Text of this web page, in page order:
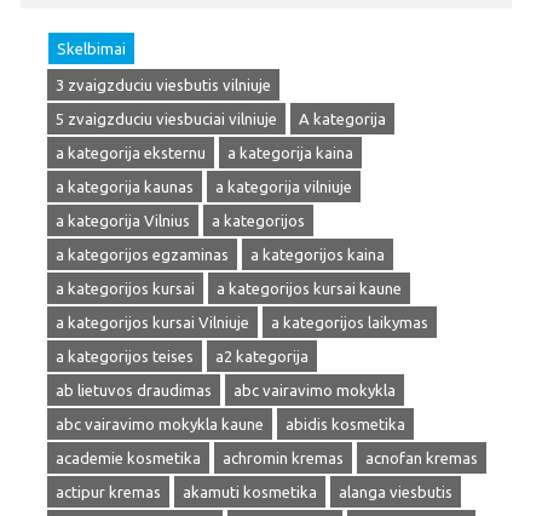
Skelbimai
3 zvaigzduciu viesbutis vilniuje
5 zvaigzduciu viesbuciai vilniuje
A kategorija
a kategorija eksternu
a kategorija kaina
a kategorija kaunas
a kategorija vilniuje
a kategorija Vilnius
a kategorijos
a kategorijos egzaminas
a kategorijos kaina
a kategorijos kursai
a kategorijos kursai kaune
a kategorijos kursai Vilniuje
a kategorijos laikymas
a kategorijos teises
a2 kategorija
ab lietuvos draudimas
abc vairavimo mokykla
abc vairavimo mokykla kaune
abidis kosmetika
academie kosmetika
achromin kremas
acnofan kremas
actipur kremas
akamuti kosmetika
alanga viesbutis